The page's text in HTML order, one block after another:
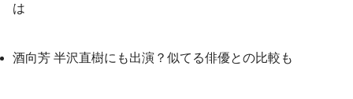
は
酒向芳 半沢直樹にも出演？似てる俳優との比較も